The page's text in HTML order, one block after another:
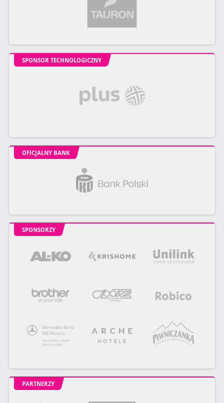
SPONSOR TECHNOLOGICZNY
OFICJALNY BANK
SPONSORZY
PARTNERZY